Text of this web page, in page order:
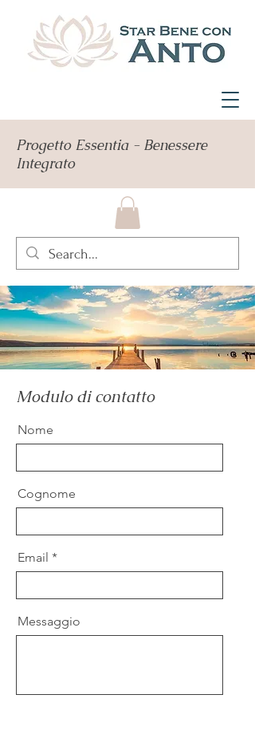
Progetto Essentia - Benessere
Integrato
Modulo di contatto
Nome
Cognome
Email
Messaggio